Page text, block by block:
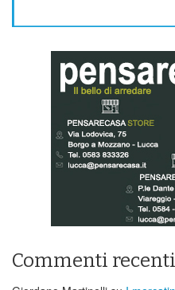
Commenti recenti